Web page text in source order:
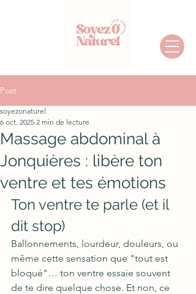
Post
Massage abdominal à
Jonquières : libère ton
ventre et tes émotions
soyezonaturel
6 oct. 2025 2 min de lecture
Ton ventre te parle (et il
dit stop)
Ballonnements, lourdeur, douleurs, ou
même cette sensation que "tout est
bloqué"… ton ventre essaie souvent
de te dire quelque chose. Et non, ce